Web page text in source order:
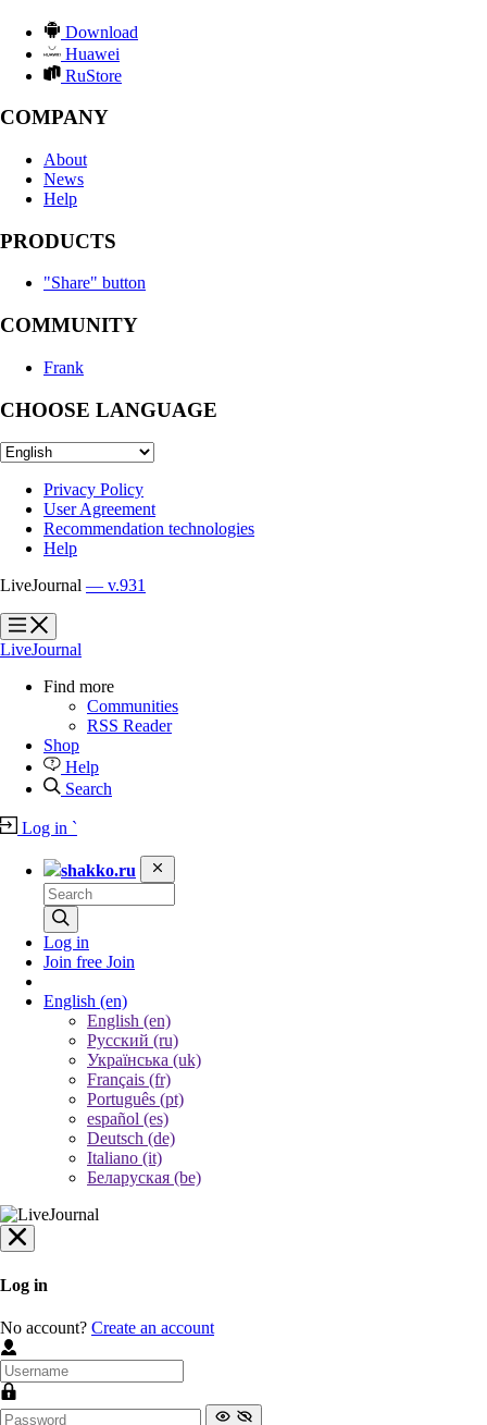
Download
Huawei
RuStore
COMPANY
About
News
Help
PRODUCTS
"Share" button
COMMUNITY
Frank
CHOOSE LANGUAGE
Privacy Policy
User Agreement
Recommendation technologies
Help
LiveJournal — v.931
?
?
LiveJournal
Find more
Communities
RSS Reader
Shop
Help
Search
Log in `
shakko.ru
Log in
Join free Join
English (en)
English (en)
Русский (ru)
Українська (uk)
Français (fr)
Português (pt)
español (es)
Deutsch (de)
Italiano (it)
Беларуская (be)
Log in
No account? Create an account